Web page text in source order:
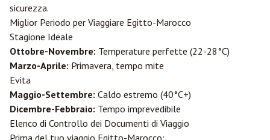
sicurezza.
Miglior Periodo per Viaggiare Egitto-Marocco
Stagione Ideale
Ottobre-Novembre: Temperature perfette (22-28°C)
Marzo-Aprile: Primavera, tempo mite
Evita
Maggio-Settembre: Caldo estremo (40°C+)
Dicembre-Febbraio: Tempo imprevedibile
Elenco di Controllo dei Documenti di Viaggio
Prima del tuo viaggio Egitto-Marocco: